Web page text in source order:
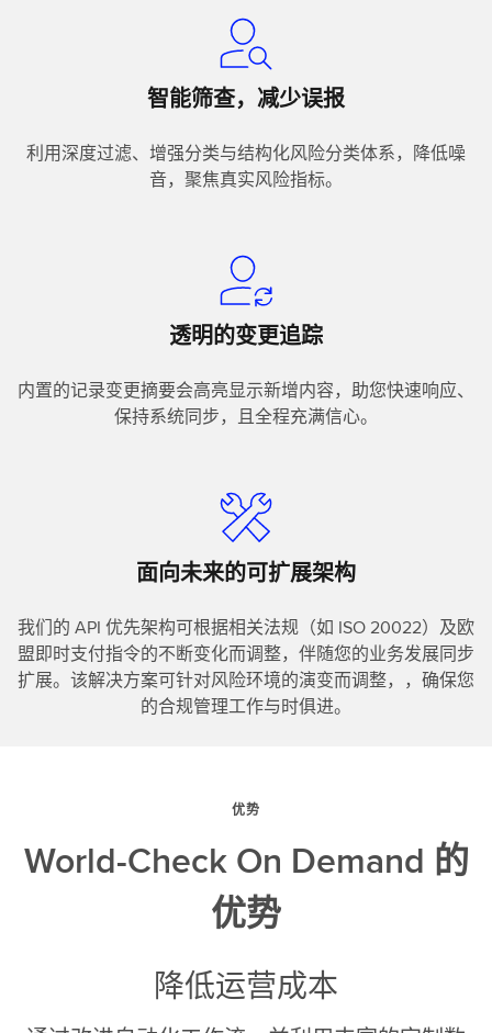
智能筛查，减少误报
利用深度过滤、增强分类与结构化风险分类体系，降低噪
音，聚焦真实风险指标。
透明的变更追踪
内置的记录变更摘要会高亮显示新增内容，助您快速响应、
保持系统同步，且全程充满信心。
面向未来的可扩展架构
我们的 API 优先架构可根据相关法规（如 ISO 20022）及欧
盟即时支付指令的不断变化而调整，伴随您的业务发展同步
扩展。 该解决方案可针对风险环境的演变而调整，，确保您
的合规管理工作与时俱进。
优势
World-Check On Demand 的
优势
降低运营成本